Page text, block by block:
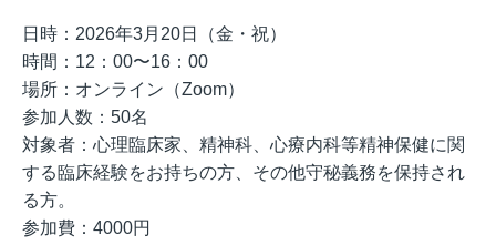
日時：2026年3月20日（金・祝）
時間：12：00〜16：00
場所：オンライン（Zoom）
参加人数：50名
対象者：心理臨床家、精神科、心療内科等精神保健に関
する臨床経験をお持ちの方、その他守秘義務を保持され
る方。
参加費：4000円